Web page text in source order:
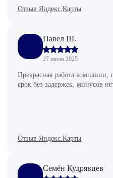
Отзыв Яндекс.Карты
Павел Ш.
27 июля 2025
Прекрасная работа компании,
срок без задержек, минусов
Отзыв Яндекс.Карты
Семён Кудрявцев